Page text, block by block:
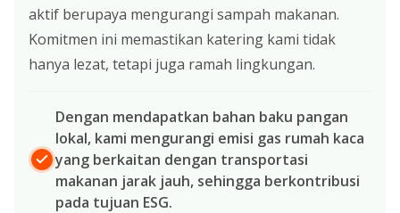
aktif berupaya mengurangi sampah makanan.
Komitmen ini memastikan katering kami tidak
hanya lezat, tetapi juga ramah lingkungan.
Dengan mendapatkan bahan baku pangan
lokal, kami mengurangi emisi gas rumah kaca
yang berkaitan dengan transportasi
makanan jarak jauh, sehingga berkontribusi
pada tujuan ESG.